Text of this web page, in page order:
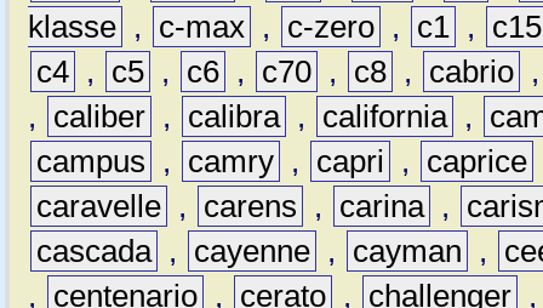
klasse , c-max , c-zero , c1 ,
c15
c4 , c5 , c6 , c70 , c8 , cabrio
,
caliber , calibra , california ,
campus
, camry , capri , caprice
caravelle , carens , carina ,
cascada , cayenne , cayman ,
,
centenario , cerato , challenger